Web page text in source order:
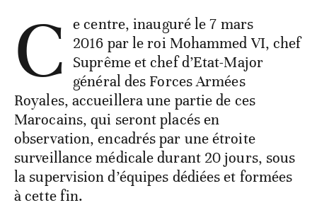
C e centre, inauguré le 7 mars
2016 par le roi Mohammed VI, chef
Suprême et chef d’Etat-Major
général des Forces Armées
Royales, accueillera une partie de ces
Marocains, qui seront placés en
observation, encadrés par une étroite
surveillance médicale durant 20 jours, sous
la supervision d’équipes dédiées et formées
à cette fin.